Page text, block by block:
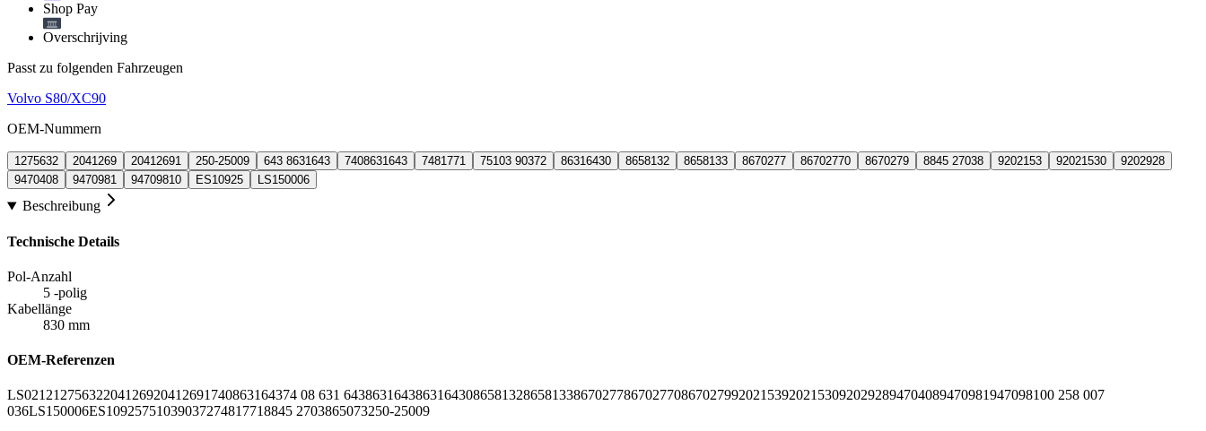
Shop Pay
Overschrijving
Passt zu folgenden Fahrzeugen
Volvo S80/XC90
OEM-Nummern
1275632 2041269 20412691 250-25009 643 8631643 7408631643 7481771 75103 90372 86316430 8658132 8658133 8670277 86702770 8670279 8845 27038 9202153 92021530
9202928
9470408
9470981 94709810 ES10925 LS150006
Beschreibung
Technische Details
Pol-Anzahl
5 -polig
Kabellänge
830 mm
OEM-Referenzen
LS02121275632204126920412691 740863164374 08 631 643863164386316430865813286581338670277867027708670279920215392021530920292894704089470981947098100 258 007
036LS150006ES10925751039037274817718845 2703865073250-25009